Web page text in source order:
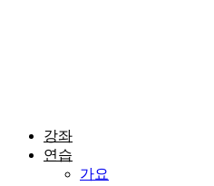
강좌
연습
가요